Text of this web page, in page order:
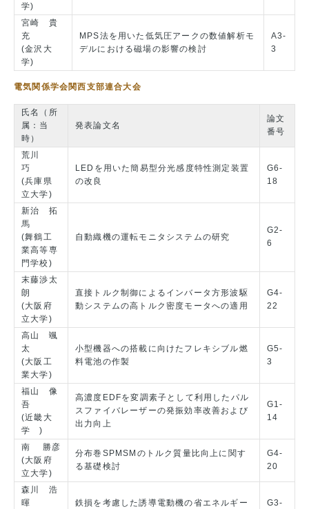
学)
宮崎 貴
充
(金沢大
学)
MPS法を用いた低気圧アークの数値解析モ
デルにおける磁場の影響の検討
A3-
3
電気関係学会関西支部連合大会
氏名（所
属：当
時）
発表論文名
論文
番号
荒川
巧
(兵庫県
立大学)
LEDを用いた簡易型分光感度特性測定装置
の改良
G6-
18
新治 拓
馬
(舞鶴工
業高等専
門学校)
自動織機の運転モニタシステムの研究
G2-
6
末藤渉太
朗
(大阪府
立大学)
直接トルク制御によるインバータ方形波駆
動システムの高トルク密度モータへの適用
G4-
22
高山 颯
太
(大阪工
業大学)
小型機器への搭載に向けたフレキシブル燃
料電池の作製
G5-
3
福山 像
吾
(近畿大
学 )
高濃度EDFを変調素子として利用したパル
スファイバレーザーの発振効率改善および
出力向上
G1-
14
南 勝彦
(大阪府
立大学)
分布巻SPMSMのトルク質量比向上に関す
る基礎検討
G4-
20
森川 浩
暉
鉄損を考慮した誘導電動機の省エネルギー
G3-